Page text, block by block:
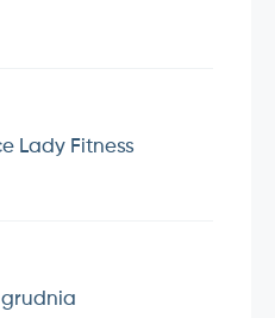
Lady Fitness
grudnia